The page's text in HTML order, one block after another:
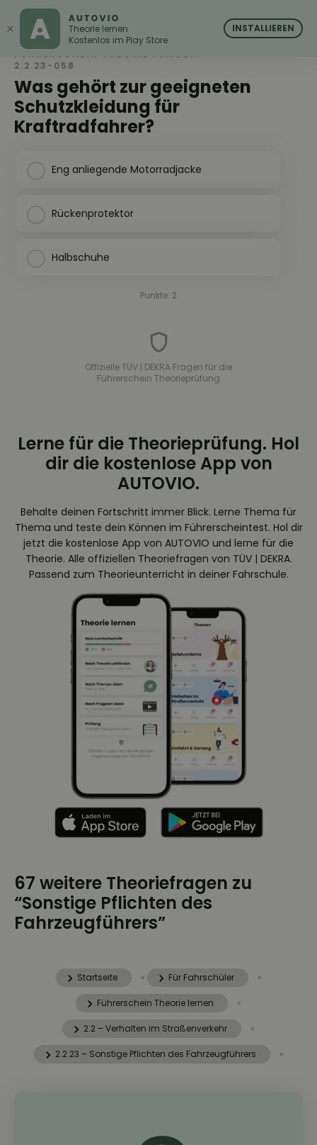
AUTOVIO
Was gehört zur geeigneten
Schutzkleidung für
Kraftradfahrer?
FÜHRERSCHEIN THEORIE FRAGE:
2.2.23-058
Eng anliegende Motorradjacke
Rückenprotektor
Halbschuhe
Punkte: 2
Offizielle TÜV | DEKRA Fragen für die
Führerschein Theorieprüfung
Lerne für die Theorieprüfung. Hol
dir die kostenlose App von
AUTOVIO.
Behalte deinen Fortschritt immer Blick. Lerne Thema für
Thema und teste dein Können im Führerscheintest. Hol dir
jetzt die kostenlose App von AUTOVIO und lerne für die
Theorie. Alle offiziellen Theoriefragen von TÜV | DEKRA.
Passend zum Theorieunterricht in deiner Fahrschule.
67 weitere Theoriefragen zu
“Sonstige Pflichten des
Fahrzeugführers”
Startseite » Für Fahrschüler »
Führerschein Theorie lernen »
2.2 – Verhalten im Straßenverkehr »
2.2.23 – Sonstige Pflichten des Fahrzeugführers »
× AUTOVIO
Theorie lernen
Kostenlos im Play Store
INSTALLIEREN